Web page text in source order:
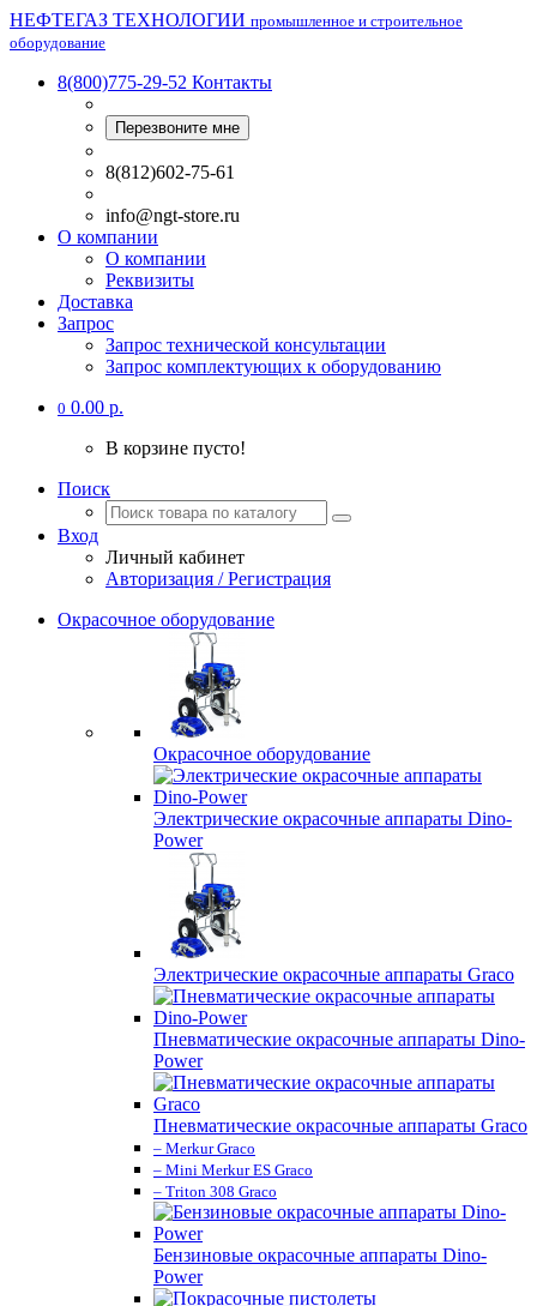
НЕФТЕГАЗ ТЕХНОЛОГИИ промышленное и строительное
оборудование
8(800)775-29-52 Контакты
Перезвоните мне
8(812)602-75-61
info@ngt-store.ru
О компании
О компании
Реквизиты
Доставка
Запрос
Запрос технической консультации
Запрос комплектующих к оборудованию
0 0.00 р.
В корзине пусто!
Поиск
Вход
Личный кабинет
Авторизация / Регистрация
Окрасочное оборудование
Окрасочное оборудование
Электрические окрасочные аппараты Dino-
Power
Электрические окрасочные аппараты Graco
Пневматические окрасочные аппараты Dino-
Power
Пневматические окрасочные аппараты Graco
– Merkur Graco
– Mini Merkur ES Graco
– Triton 308 Graco
Бензиновые окрасочные аппараты Dino-
Power